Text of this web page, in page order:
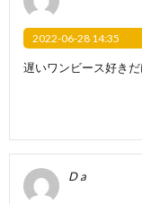
2022-06-28 14:35
遅いワンビース好き
D a